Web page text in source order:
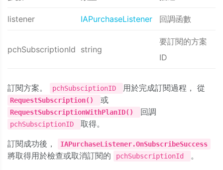
listener IAPurchaseListener 回調函數
pchSubscriptionId string
要訂閱的方案
ID
訂閱方案。 pchSubsciptionID 用於完成訂閱過程， 從
RequestSubscription() 或
RequestSubscriptionWithPlanID() 回調
pchSubsciptionID
取得。
訂閱成功後，
IAPurchaseListener.OnSubscribeSuccess
將取得用於檢查或取消訂閱的 pchSubscriptionId
。